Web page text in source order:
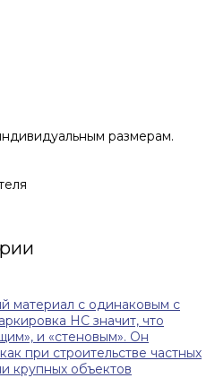
размерам.
материал с одинаковым с
НС значит, что
и «стеновым». Он
при строительстве частных
крупных объектов